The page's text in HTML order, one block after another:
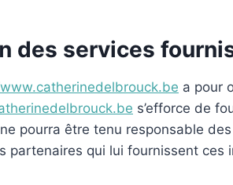
des services
a pour
s’efforce de
pourra être tenu responsable
partenaires qui lui fournissent ces